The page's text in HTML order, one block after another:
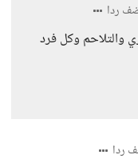
ردا
والتلاحم وكل فرد
ردا